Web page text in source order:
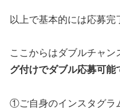
以上で基本的には応募完
ここからはダブルチャン
グ付けでダブル応募可能
①ご自身のインスタグラ